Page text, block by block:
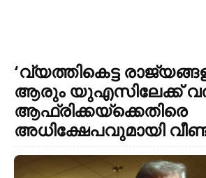
‘വ്യത്തികെട്ട
ആരും യുഎസിലേക്ക്
ആഫ്രിക്കയ്ക്കെതിരെ
അധിക്ഷേപവുമായി